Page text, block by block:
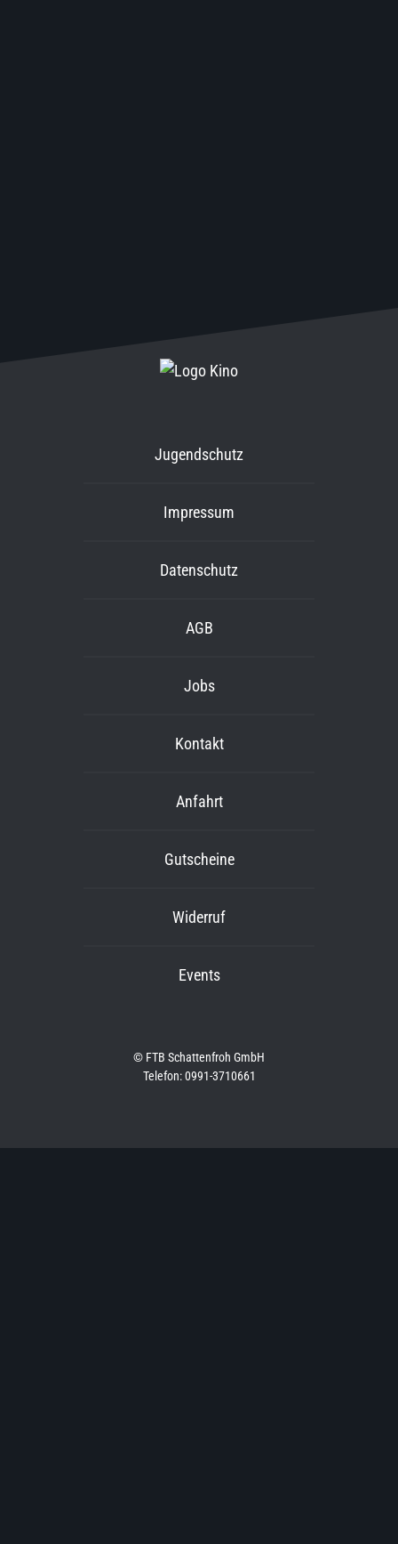
Jugendschutz
Impressum
Datenschutz
AGB
Jobs
Kontakt
Anfahrt
Gutscheine
Widerruf
Events
© FTB Schattenfroh GmbH
Telefon: 0991-3710661